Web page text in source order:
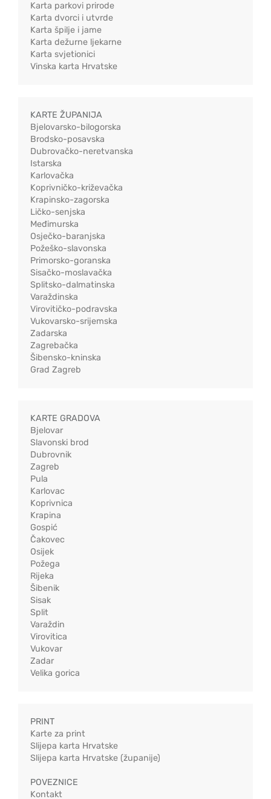
Karta parkovi prirode
Karta dvorci i utvrde
Karta špilje i jame
Karta dežurne ljekarne
Karta svjetionici
Vinska karta Hrvatske
KARTE ŽUPANIJA
Bjelovarsko-bilogorska
Brodsko-posavska
Dubrovačko-neretvanska
Istarska
Karlovačka
Koprivničko-križevačka
Krapinsko-zagorska
Ličko-senjska
Međimurska
Osječko-baranjska
Požeško-slavonska
Primorsko-goranska
Sisačko-moslavačka
Splitsko-dalmatinska
Varaždinska
Virovitičko-podravska
Vukovarsko-srijemska
Zadarska
Zagrebačka
Šibensko-kninska
Grad Zagreb
KARTE GRADOVA
Bjelovar
Slavonski brod
Dubrovnik
Zagreb
Pula
Karlovac
Koprivnica
Krapina
Gospić
Čakovec
Osijek
Požega
Rijeka
Šibenik
Sisak
Split
Varaždin
Virovitica
Vukovar
Zadar
Velika gorica
PRINT
Karte za print
Slijepa karta Hrvatske
Slijepa karta Hrvatske (županije)
POVEZNICE
Kontakt